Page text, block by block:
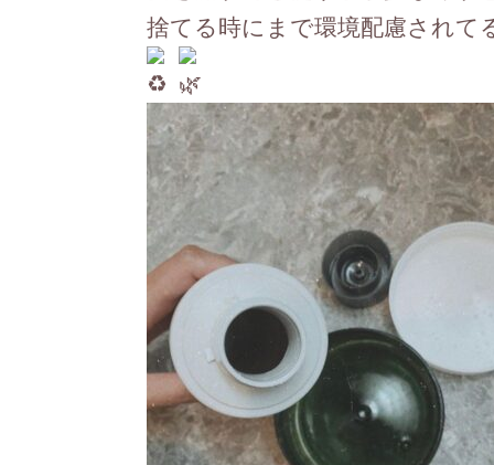
捨てる時にまで環境配慮されて